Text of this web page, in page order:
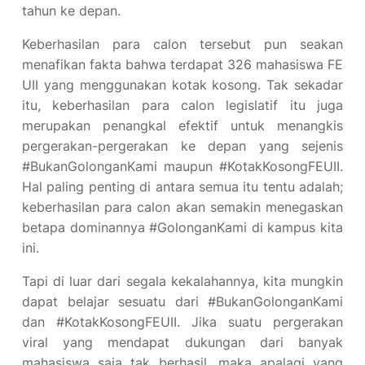
tahun ke depan.
Keberhasilan para calon tersebut pun seakan
menafikan fakta bahwa terdapat 326 mahasiswa FE
UII yang menggunakan kotak kosong. Tak sekadar
itu, keberhasilan para calon legislatif itu juga
merupakan penangkal efektif untuk menangkis
pergerakan-pergerakan ke depan yang sejenis
#BukanGolonganKami maupun #KotakKosongFEUII.
Hal paling penting di antara semua itu tentu adalah;
keberhasilan para calon akan semakin menegaskan
betapa dominannya #GolonganKami di kampus kita
ini.
Tapi di luar dari segala kekalahannya, kita mungkin
dapat belajar sesuatu dari #BukanGolonganKami
dan #KotakKosongFEUII. Jika suatu pergerakan
viral yang mendapat dukungan dari banyak